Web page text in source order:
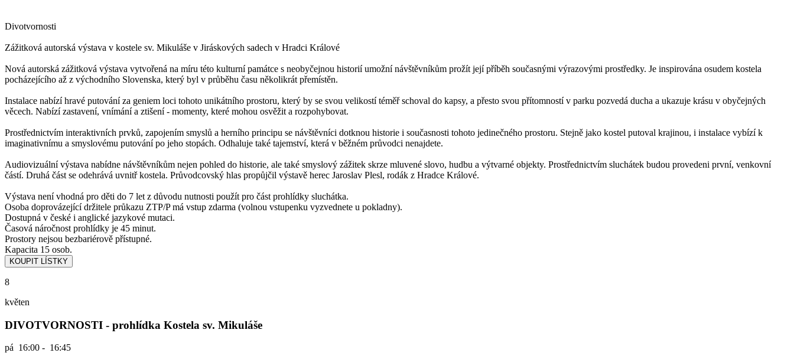
Divotvornosti
Zážitková autorská výstava v kostele sv. Mikuláše v Jiráskových sadech v Hradci Králové
Nová autorská zážitková výstava vytvořená na míru této kulturní památce s neobyčejnou historií umožní návštěvníkům prožít její příběh současnými výrazovými prostředky. Je inspirována osudem kostela
pocházejícího až z východního Slovenska, který byl v průběhu času několikrát přemístěn.
Instalace nabízí hravé putování za geniem loci tohoto unikátního prostoru, který by se svou velikostí téměř schoval do kapsy, a přesto svou přítomností v parku pozvedá ducha a ukazuje krásu v obyčejných
věcech. Nabízí zastavení, vnímání a ztišení - momenty, které mohou osvěžit a rozpohybovat.
Prostřednictvím interaktivních prvků, zapojením smyslů a herního principu se návštěvníci dotknou historie i současnosti tohoto jedinečného prostoru. Stejně jako kostel putoval krajinou, i instalace vybízí k
imaginativnímu a smyslovému putování po jeho stopách. Odhaluje také tajemství, která v běžném průvodci nenajdete.
Audiovizuální výstava nabídne návštěvníkům nejen pohled do historie, ale také smyslový zážitek skrze mluvené slovo, hudbu a výtvarné objekty. Prostřednictvím sluchátek budou provedeni první, venkovní
částí. Druhá část se odehrává uvnitř kostela. Průvodcovský hlas propůjčil výstavě herec Jaroslav Plesl, rodák z Hradce Králové.
Výstava není vhodná pro děti do 7 let z důvodu nutnosti použít pro část prohlídky sluchátka.
Osoba doprovázející držitele průkazu ZTP/P má vstup zdarma (volnou vstupenku vyzvednete u pokladny).
Dostupná v české i anglické jazykové mutaci.
Časová náročnost prohlídky je 45 minut.
Prostory nejsou bezbariérově přístupné.
Kapacita 15 osob.
8
květen
DIVOTVORNOSTI - prohlídka Kostela sv. Mikuláše
pá 16:00 - 16:45